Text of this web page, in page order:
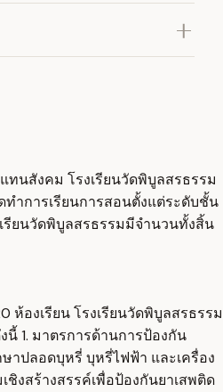
นสังคม โรงเรียนวัดพิบูลสรธรรม
ำการเรียนการสอนตั้งแต่ระดับชั้น
รียนวัดพิบูลสรธรรมมีจำนวนทั้งสิ้น
องเรียน โรงเรียนวัดพิบูลสรธรรม
1. มาตรการด้านการป้องกัน
าปลอดบุหรี่ บุหรี่ไฟฟ้า และเครื่อง
งสร้างสรรค์เพื่อป้องกันยาเสพติด